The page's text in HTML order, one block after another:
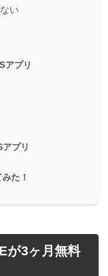
い
アプリ
プリ
た！
が3ヶ月無料